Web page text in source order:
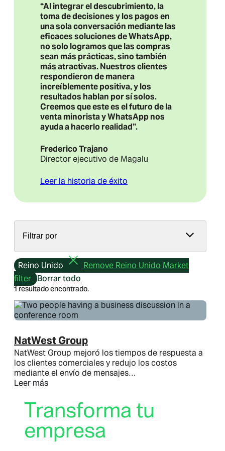
“Al integrar el descubrimiento, la
toma de decisiones y los pagos en
una sola conversación mediante las
eficaces soluciones de WhatsApp,
no solo logramos que las compras
sean más prácticas, sino también
más atractivas. Nuestros clientes
respondieron de manera
increíblemente positiva, y los
resultados hablan por sí solos.
Creemos que este es el futuro de la
venta minorista y WhatsApp nos
ayuda a hacerlo realidad”.
Frederico Trajano
Director ejecutivo de Magalu
Leer la historia de éxito
Filtrar por
Reino Unido
Remove Reino Unido Market
filter
Borrar todo
1 resultado encontrado.
NatWest Group
NatWest Group mejoró los tiempos de respuesta a
los clientes comerciales y redujo los costos
mediante el envío de mensajes…
Leer más
Transforma tu
empresa